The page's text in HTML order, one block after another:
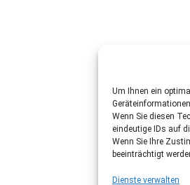
Um Ihnen ein
Wenn Sie diesen
eindeutige IDs auf
Wenn Sie Ihre
beeinträchtigt
Dienste verwalten